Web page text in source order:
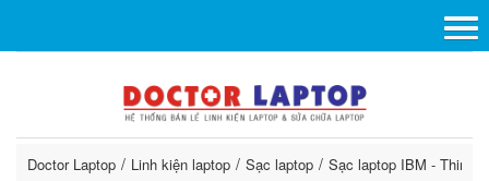
Doctor Laptop Linh kiện laptop Sạc laptop Sạc laptop IBM -